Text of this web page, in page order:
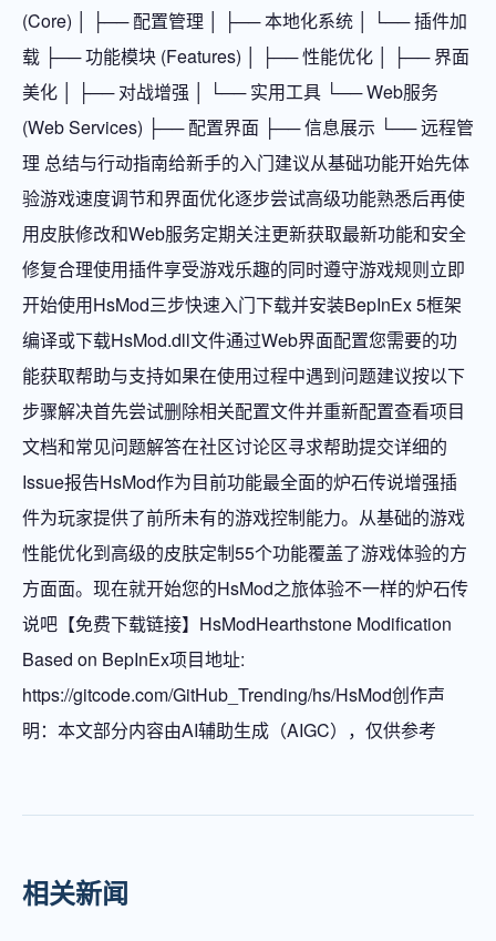
(Core) │ ├── 配置管理 │ ├── 本地化系统 │ └── 插件加
载 ├── 功能模块 (Features) │ ├── 性能优化 │ ├── 界面
美化 │ ├── 对战增强 │ └── 实用工具 └── Web服务
(Web Services) ├── 配置界面 ├── 信息展示 └── 远程管
理 总结与行动指南给新手的入门建议从基础功能开始先体
验游戏速度调节和界面优化逐步尝试高级功能熟悉后再使
用皮肤修改和Web服务定期关注更新获取最新功能和安全
修复合理使用插件享受游戏乐趣的同时遵守游戏规则立即
开始使用HsMod三步快速入门下载并安装BepInEx 5框架
编译或下载HsMod.dll文件通过Web界面配置您需要的功
能获取帮助与支持如果在使用过程中遇到问题建议按以下
步骤解决首先尝试删除相关配置文件并重新配置查看项目
文档和常见问题解答在社区讨论区寻求帮助提交详细的
Issue报告HsMod作为目前功能最全面的炉石传说增强插
件为玩家提供了前所未有的游戏控制能力。从基础的游戏
性能优化到高级的皮肤定制55个功能覆盖了游戏体验的方
方面面。现在就开始您的HsMod之旅体验不一样的炉石传
说吧【免费下载链接】HsModHearthstone Modification
Based on BepInEx项目地址:
https://gitcode.com/GitHub_Trending/hs/HsMod创作声
明：本文部分内容由AI辅助生成（AIGC），仅供参考
相关新闻